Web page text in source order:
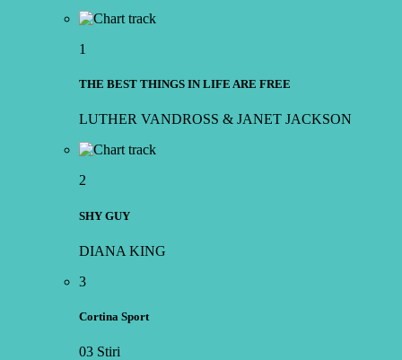
1
THE BEST THINGS IN LIFE ARE FREE
LUTHER VANDROSS & JANET JACKSON
2
SHY GUY
DIANA KING
3
Cortina Sport
03 Stiri